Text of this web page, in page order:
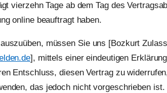
vierzehn Tage ab dem Tag des
online beauftragt haben.
müssen Sie uns [Bozkurt
], mittels einer eindeutigen
Entschluss, diesen Vertrag zu
das jedoch nicht vorgeschrieben ist.